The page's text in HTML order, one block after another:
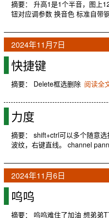
摘要： 升高1是1个半音，图上
钮对应调参数 换音色 标准自带
2024年11月7日
快捷键
摘要： Delete框选删除 阅读全
力度
摘要： shift+ctrl可以多个随意
波纹，右键直线。 channel
2024年11月6日
呜呜
摘要： 呜呜难住了加油 想弟弟